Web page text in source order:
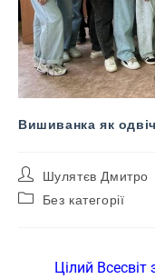
Вишиванка як
Шулятєв Дмитро
Без категорії
Цілий Всесвіт